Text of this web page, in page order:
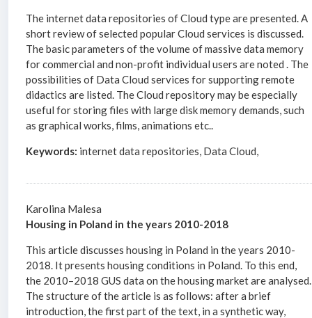
The internet data repositories of Cloud type are presented. A
short review of selected popular Cloud services is discussed.
The basic parameters of the volume of massive data memory
for commercial and non-profit individual users are noted . The
possibilities of Data Cloud services for supporting remote
didactics are listed. The Cloud repository may be especially
useful for storing files with large disk memory demands, such
as graphical works, films, animations etc..
Keywords: internet data repositories, Data Cloud,
Karolina Malesa
Housing in Poland in the years 2010-2018
This article discusses housing in Poland in the years 2010-
2018. It presents housing conditions in Poland. To this end,
the 2010–2018 GUS data on the housing market are analysed.
The structure of the article is as follows: after a brief
introduction, the first part of the text, in a synthetic way,